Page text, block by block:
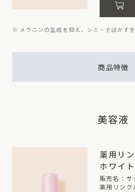
※ メラニンの生成を抑え、シミ・そばかす
商品特徴
美容液
薬用リ
ホワイト
販売名：
薬用リン